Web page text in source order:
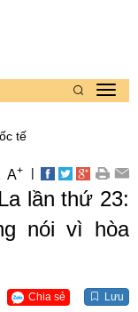
tế
A+ |
lần thứ 23:
nói vì hòa
Chia sẻ Lưu